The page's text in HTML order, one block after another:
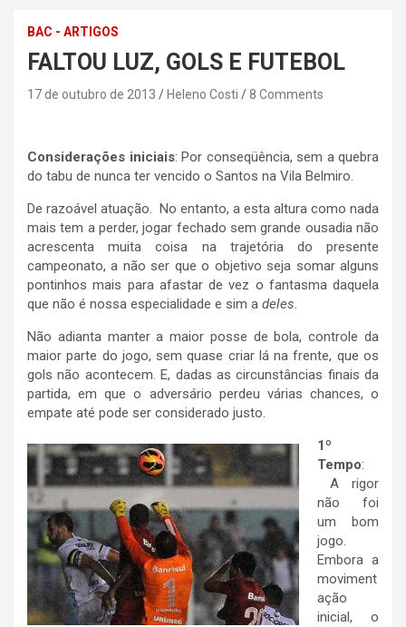
BAC - ARTIGOS
FALTOU LUZ, GOLS E FUTEBOL
17 de outubro de 2013 Heleno Costi 8 Comments
Considerações iniciais: Por conseqüência, sem a quebra
do tabu de nunca ter vencido o Santos na Vila Belmiro.
De razoável atuação. No entanto, a esta altura como nada
mais tem a perder, jogar fechado sem grande ousadia não
acrescenta muita coisa na trajetória do presente
campeonato, a não ser que o objetivo seja somar alguns
pontinhos mais para afastar de vez o fantasma daquela
que não é nossa especialidade e sim a deles.
Não adianta manter a maior posse de bola, controle da
maior parte do jogo, sem quase criar lá na frente, que os
gols não acontecem. E, dadas as circunstâncias finais da
partida, em que o adversário perdeu várias chances, o
empate até pode ser considerado justo.
1º
Tempo:
A rigor
não foi
um bom
jogo.
Embora a
moviment
ação
inicial, o